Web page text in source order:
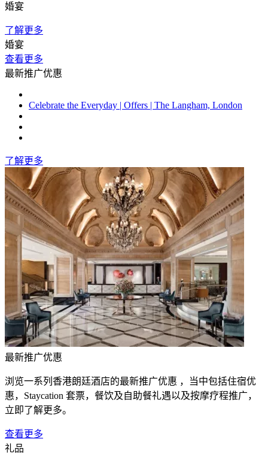
婚宴
了解更多
婚宴
查看更多
最新推广优惠
Celebrate the Everyday | Offers | The Langham, London
了解更多
最新推广优惠
浏览一系列香港朗廷酒店的最新推广优惠 ，当中包括住宿优
惠，Staycation 套票，餐饮及自助餐礼遇以及按摩疗程推广，
立即了解更多。
查看更多
礼品